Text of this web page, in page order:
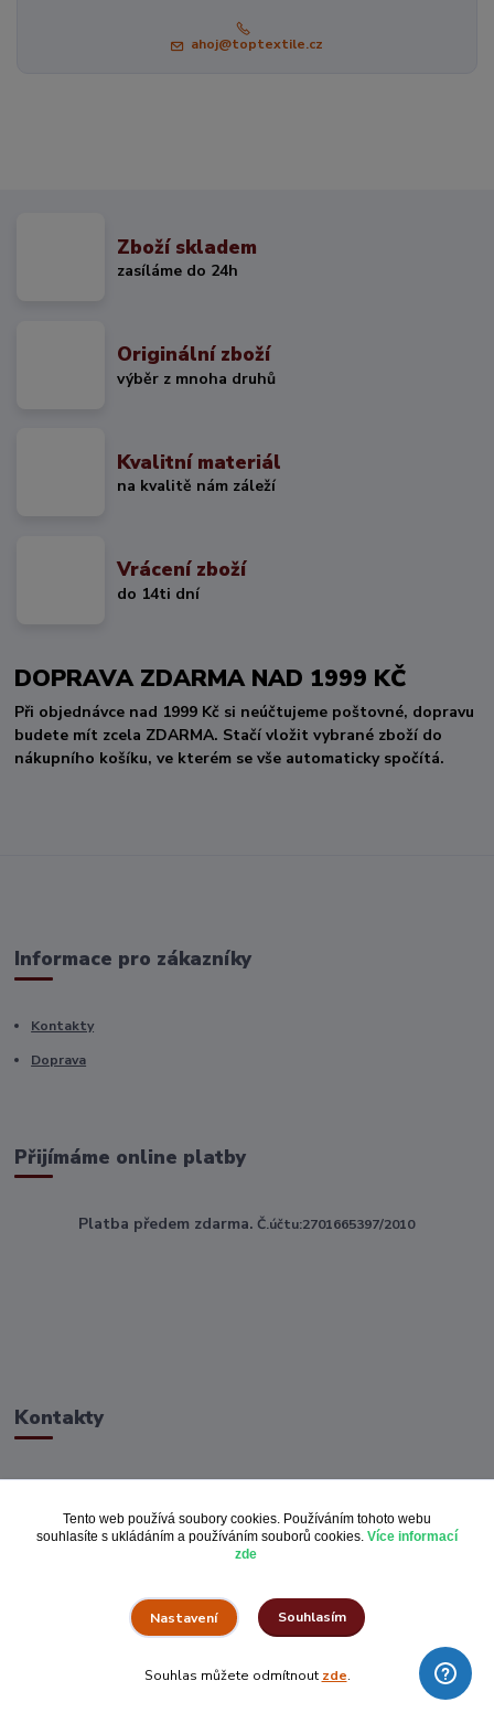
ahoj@toptextile.cz
Zboží skladem
zasíláme do 24h
Originální zboží
výběr z mnoha druhů
Kvalitní materiál
na kvalitě nám záleží
Vrácení zboží
do 14ti dní
DOPRAVA ZDARMA NAD 1999 KČ
Při objednávce nad 1999 Kč si neúčtujeme poštovné, dopravu
budete mít zcela ZDARMA. Stačí vložit vybrané zboží do
nákupního košíku, ve kterém se vše automaticky spočítá.
Informace pro zákazníky
Kontakty
Doprava
Přijímáme online platby
Platba předem zdarma. Č.účtu:2701665397/2010
Kontakty
Vytvořeno na
Eshop-rychle.cz
Tento web používá soubory cookies. Používáním tohoto webu
souhlasíte s ukládáním a používáním souborů cookies. Více informací
zde
Nastavení Souhlasím
Souhlas můžete odmítnout zde.